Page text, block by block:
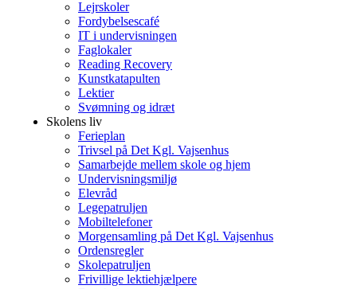
Lejrskoler
Fordybelsescafé
IT i undervisningen
Faglokaler
Reading Recovery
Kunstkatapulten
Lektier
Svømning og idræt
Skolens liv
Ferieplan
Trivsel på Det Kgl. Vajsenhus
Samarbejde mellem skole og hjem
Undervisningsmiljø
Elevråd
Legepatruljen
Mobiltelefoner
Morgensamling på Det Kgl. Vajsenhus
Ordensregler
Skolepatruljen
Frivillige lektiehjælpere